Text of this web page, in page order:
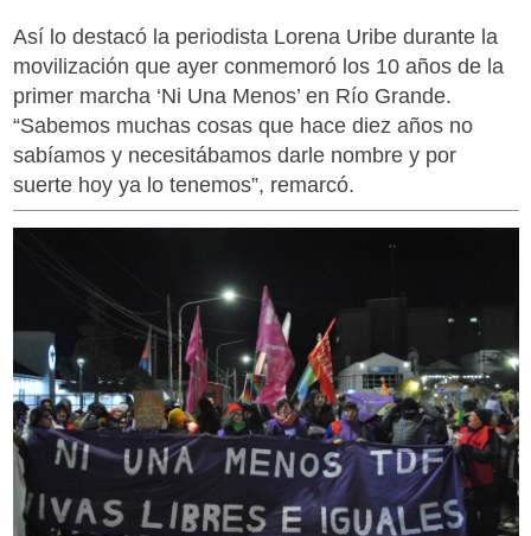
Así lo destacó la periodista Lorena Uribe durante la
movilización que ayer conmemoró los 10 años de la
primer marcha ‘Ni Una Menos’ en Río Grande.
“Sabemos muchas cosas que hace diez años no
sabíamos y necesitábamos darle nombre y por
suerte hoy ya lo tenemos”, remarcó.